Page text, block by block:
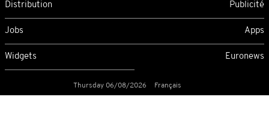
Distribution Publicité
Jobs Apps
Widgets Euronews
Thursday 06/08/2026